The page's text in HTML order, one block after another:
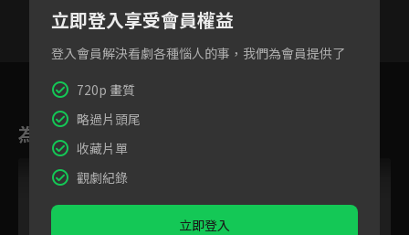
為您推薦
立即登入享受會員權益
登入會員解決看劇各種惱人的事，我們為會員提供了
720p 畫質
略過片頭尾
收藏片單
觀劇紀錄
立即登入